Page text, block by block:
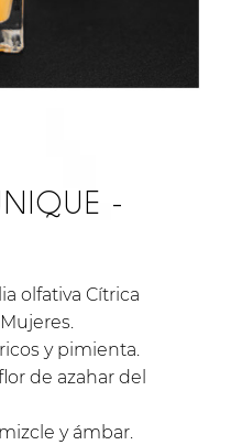
-
olfativa Cítrica
y pimienta.
de azahar del
y ámbar.